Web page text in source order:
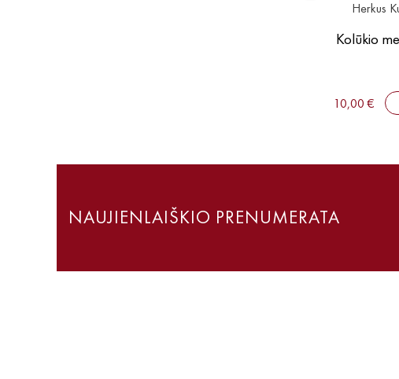
Herkus
Kolūkio
10,00 €
NAUJIENLAIŠKIO PRENUMERATA